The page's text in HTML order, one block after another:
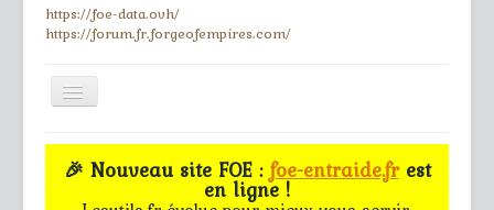
https://foe-data.ovh/
https://forum.fr.forgeofempires.com/
Toggle
Navigation
≡
Accueil
🎉 Nouveau site FOE :foe-entraide.frest
en ligne !